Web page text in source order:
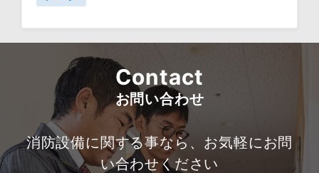
Contact
お問い合わせ
消防設備に関する事なら、お気軽にお問
い合わせください